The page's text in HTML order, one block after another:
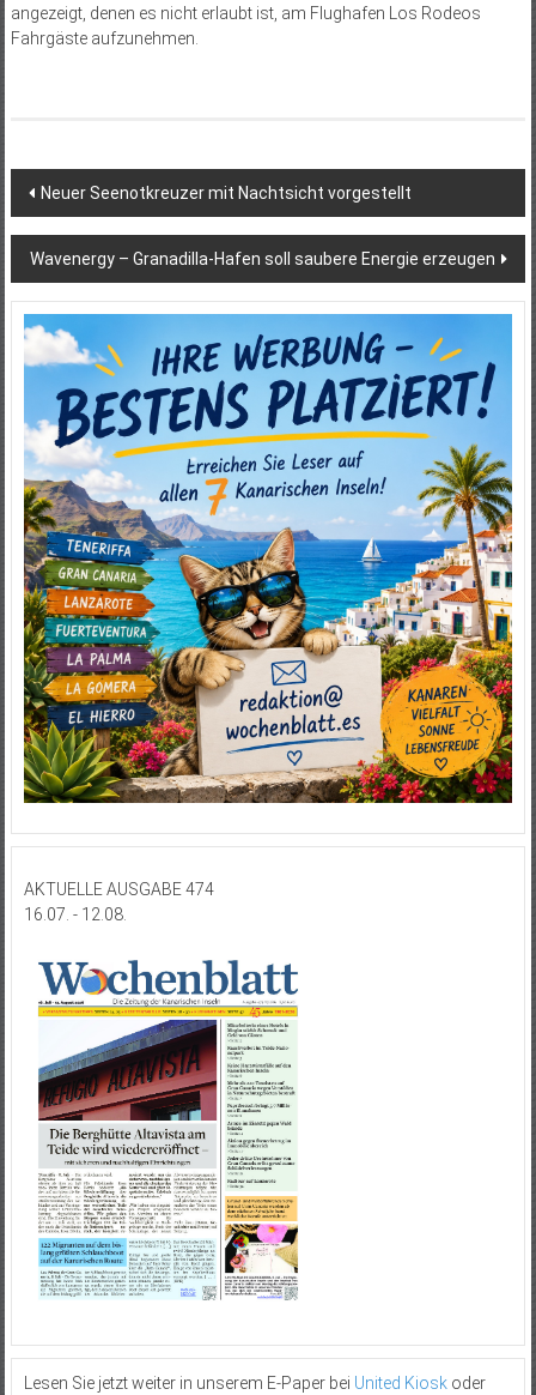
angezeigt, denen es nicht erlaubt ist, am Flughafen Los Rodeos
Fahrgäste aufzunehmen.
Beitragsnavigation
Neuer Seenotkreuzer mit Nachtsicht vorgestellt
Wavenergy – Granadilla-Hafen soll saubere Energie erzeugen
AKTUELLE AUSGABE 474
16.07. - 12.08.
Lesen Sie jetzt weiter in unserem E-Paper bei United Kioskoder